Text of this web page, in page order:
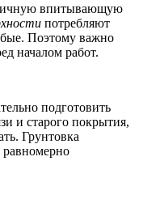
впитывающую
потребляют
Поэтому важно
началом работ.
подготовить
и старого покрытия,
Грунтовка
равномерно